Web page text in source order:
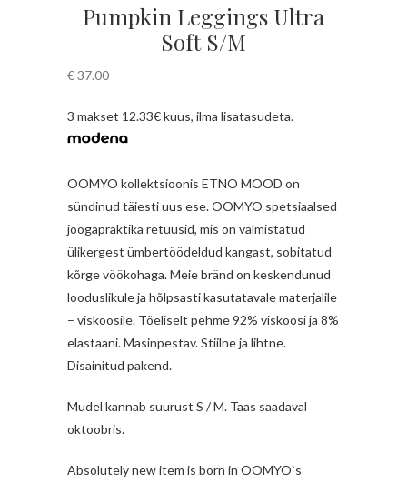
Pumpkin Leggings Ultra
Soft S/M
€37.00
3 makset 12.33€ kuus, ilma lisatasudeta.
OOMYO kollektsioonis ETNO MOOD on
sündinud täiesti uus ese. OOMYO spetsiaalsed
joogapraktika retuusid, mis on valmistatud
ülikergest ümbertöödeldud kangast, sobitatud
kõrge vöökohaga. Meie bränd on keskendunud
looduslikule ja hõlpsasti kasutatavale materjalile
– viskoosile. Tõeliselt pehme 92% viskoosi ja 8%
elastaani. Masinpestav. Stiilne ja lihtne.
Disainitud pakend.
Mudel kannab suurust S / M. Taas saadaval
oktoobris.
Absolutely new item is born in OOMYO`s